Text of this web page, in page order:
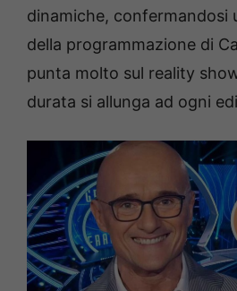
dinamiche, confermandosi
della programmazione di
punta molto sul reality
durata si allunga ad ogni